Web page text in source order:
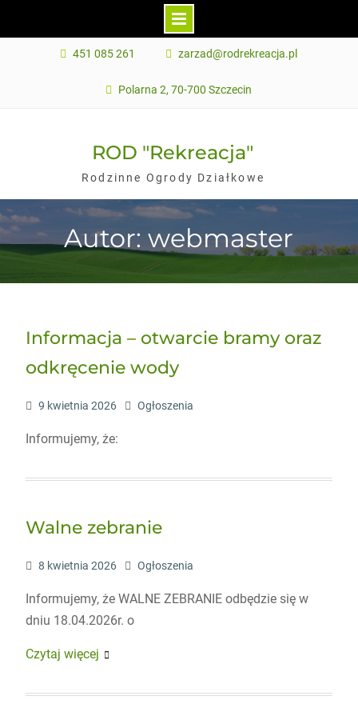
451 085 261 zarzad@rodrekreacja.pl
Polarna 2, 70-700 Szczecin
ROD "Rekreacja"
Rodzinne Ogrody Działkowe
Autor: webmaster
Informacja – otwarcie bramy oraz
odkręcenie wody
9 kwietnia 2026 Ogłoszenia
Informujemy, że:
Walne zebranie
8 kwietnia 2026 Ogłoszenia
Informujemy, że WALNE ZEBRANIE odbędzie się w
dniu 18.04.2026r. o
Czytaj więcej